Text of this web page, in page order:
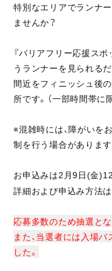
JP EN
特別なエリアでランナ
ませんか？
『バリアフリー応援ス
うランナーを見られるだ
間近をフィニッシュ後
所です。（一部時間帯に
※混雑時には、障がいを
制を行う場合がありま
お申込みは2 月9日(金
詳細および申込み方法は
応募多数のため抽選とな
また、当選者には入場パ
した。